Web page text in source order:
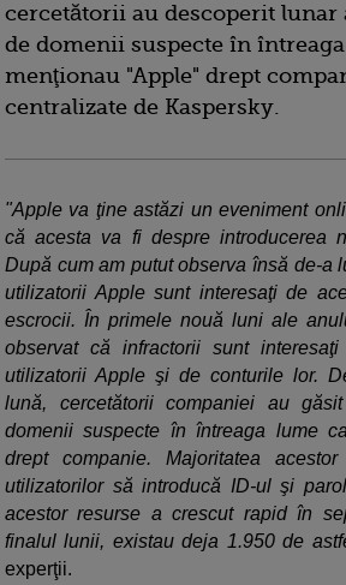
cercetătorii au descoperit lunar
de domenii suspecte în
menţionau "Apple" drept
centralizate de Kaspersky.
"Apple va ţine astăzi un eveniment
că acesta va fi despre introducerea
După cum am putut observa însă de-a
utilizatorii Apple sunt interesaţi de
escrocii. În primele nouă luni ale
observat că infractorii sunt
utilizatorii Apple şi de conturile lor.
lună, cercetătorii companiei au
domenii suspecte în întreaga lume
drept companie. Majoritatea
utilizatorilor să introducă ID-ul şi
acestor resurse a crescut rapid în
finalul lunii, existau deja 1.950 de
experţii.